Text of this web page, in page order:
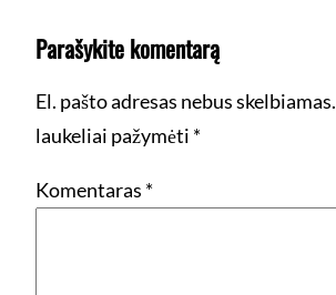
Parašykite komentarą
El. pašto adresas nebus skelbiamas.
laukeliai pažymėti *
Komentaras *